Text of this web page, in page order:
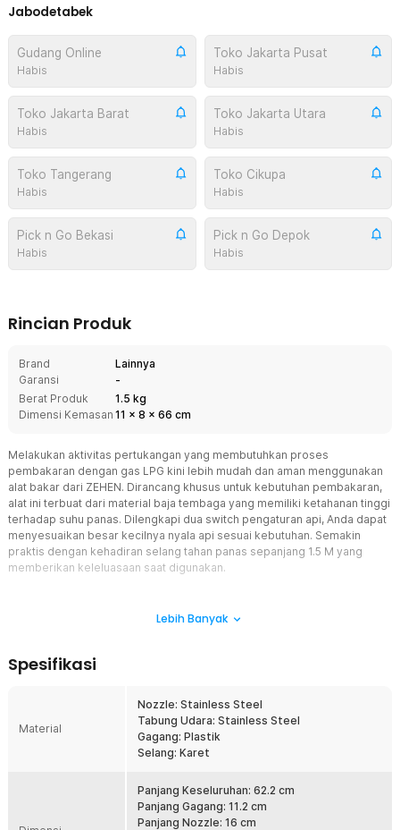
Jabodetabek
Gudang Online
Habis
Toko Jakarta Pusat
Habis
Toko Jakarta Barat
Habis
Toko Jakarta Utara
Habis
Toko Tangerang
Habis
Toko Cikupa
Habis
Pick n Go Bekasi
Habis
Pick n Go Depok
Habis
Rincian Produk
Brand
Lainnya
Garansi
-
Berat Produk
1.5 kg
Dimensi Kemasan 11 x 8 x 66 cm
Melakukan aktivitas pertukangan yang membutuhkan proses
pembakaran dengan gas LPG kini lebih mudah dan aman menggunakan
alat bakar dari ZEHEN. Dirancang khusus untuk kebutuhan pembakaran,
alat ini terbuat dari material baja tembaga yang memiliki ketahanan tinggi
terhadap suhu panas. Dilengkapi dua switch pengaturan api, Anda dapat
menyesuaikan besar kecilnya nyala api sesuai kebutuhan. Semakin
praktis dengan kehadiran selang tahan panas sepanjang 1.5 M yang
memberikan keleluasaan saat digunakan.
intensitas api. Switch pertama berupa knob di bagian atas yang
Switch kedua berbentuk handle yang dapat ditekan untuk
pengaturan cepat dan praktis. Dengan kombinasi kedua switch ini,
pengaturan api menjadi lebih fleksibel dan responsif.
Nozzle Kualitas Terbaik
karat, tahan korosi, dan mampu menahan suhu tinggi. Nozzle
berukuran 16 x 5 cm menghasilkan nyala api yang lebih besar dan
lebar, sehingga proses pembakaran menjadi lebih efektif.
Lebih Banyak
Spesifikasi
Material
Nozzle: Stainless Steel
Tabung Udara: Stainless Steel
Gagang: Plastik
Selang: Karet
Panjang Keseluruhan: 62.2 cm
Panjang Gagang: 11.2 cm
Panjang Nozzle: 16 cm